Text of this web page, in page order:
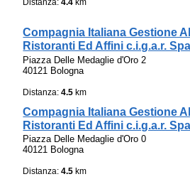
Distanza:4.4 km
Compagnia Italiana Gestione
Ristoranti Ed Affini c.i.g.a.r. Spa
Piazza Delle Medaglie d'Oro 2
40121 Bologna
Distanza:4.5 km
Compagnia Italiana Gestione
Ristoranti Ed Affini c.i.g.a.r. Spa
Piazza Delle Medaglie d'Oro 0
40121 Bologna
Distanza:4.5 km